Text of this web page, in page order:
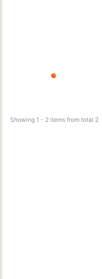
Showing 1 - 2 items from total 2